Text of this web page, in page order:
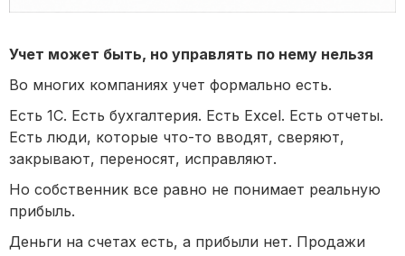
Учет может быть, но управлять по нему нельзя
Во многих компаниях учет формально есть.
Есть 1С. Есть бухгалтерия. Есть Excel. Есть отчеты.
Есть люди, которые что-то вводят, сверяют,
закрывают, переносят, исправляют.
Но собственник все равно не понимает реальную
прибыль.
Деньги на счетах есть, а прибыли нет. Продажи